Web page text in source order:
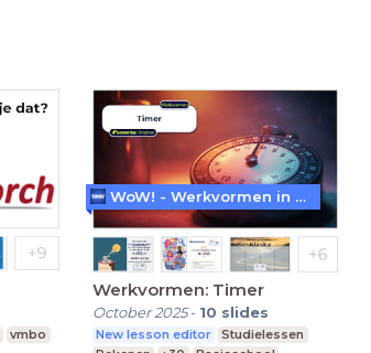
vmbo
Werkvormen: Timer
October 2025- 10 slides
New lesson editor
Studielessen
WoW! - Werkvormen in LessonUp